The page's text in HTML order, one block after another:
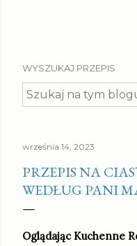
WYSZUKAJ PRZEPIS
września 14, 2023
PRZEPIS NA
WEDŁUG PANI
Oglądając Kuchenne